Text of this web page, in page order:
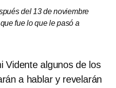
del 13 de noviembre
fue lo que le pasó a
Vidente algunos de los
a hablar y revelarán